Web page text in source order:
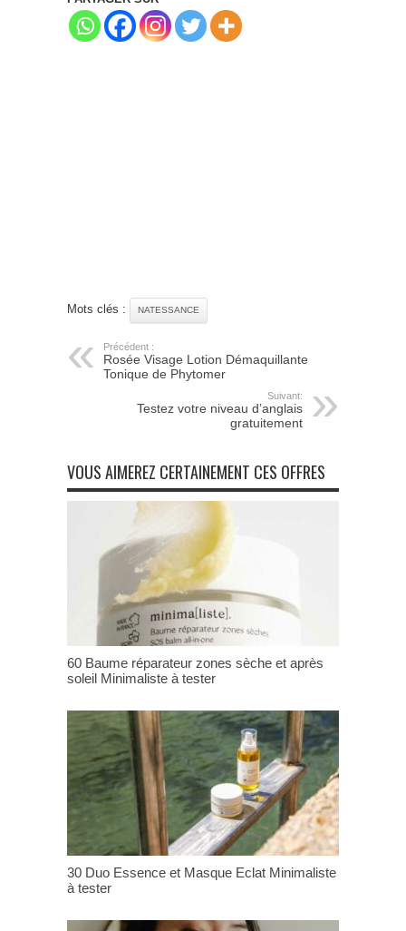
Mots clés : NATESSANCE
Précédent :
Rosée Visage Lotion Démaquillante
Tonique de Phytomer
Suivant:
Testez votre niveau d’anglais
gratuitement
VOUS AIMEREZ CERTAINEMENT CES OFFRES
60 Baume réparateur zones sèche et après
soleil Minimaliste à tester
30 Duo Essence et Masque Eclat Minimaliste
à tester